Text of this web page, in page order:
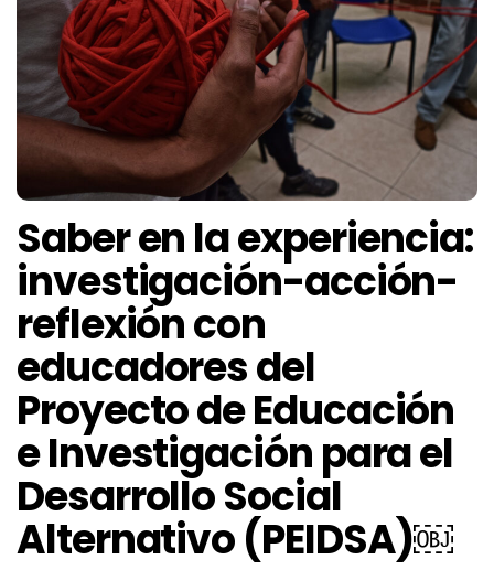
Saber en la experiencia:
investigación-acción-
reflexión con
educadores del
Proyecto de Educación
e Investigación para el
Desarrollo Social
Alternativo (PEIDSA)￼